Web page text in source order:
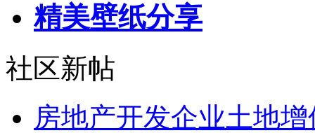
精美壁纸分享
社区新帖
房地产开发企业土地